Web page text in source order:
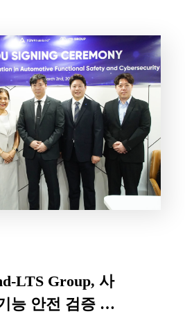
니다. 이번 행사는 베트남과 유럽
구자, 기업 리더들이 […]
LTS Group, 사
능 안전 검증 서